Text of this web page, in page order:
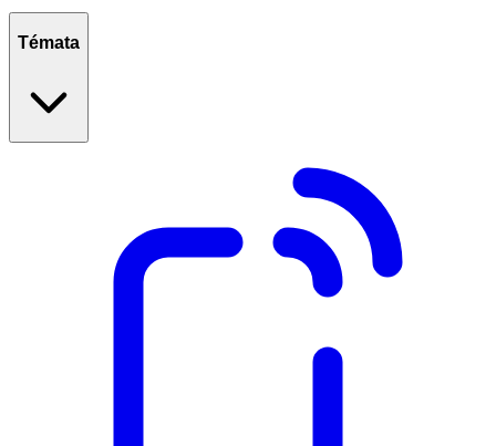
Témata